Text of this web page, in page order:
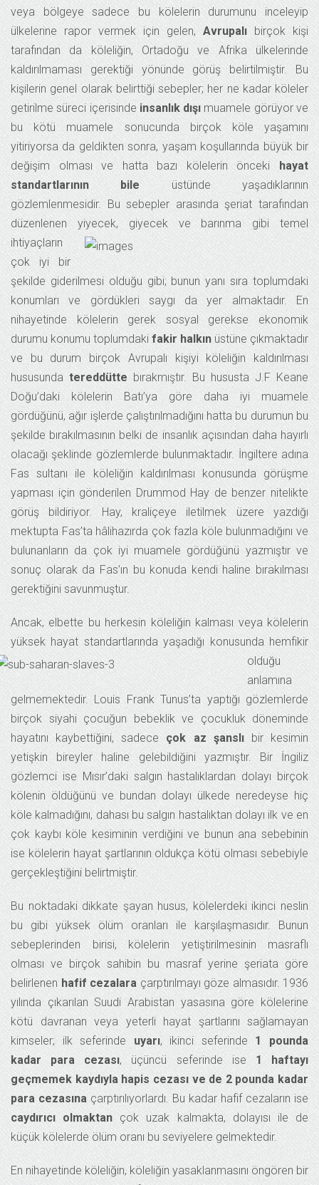
veya bölgeye sadece bu kölelerin durumunu inceleyip
ülkelerine rapor vermek için gelen, Avrupalı birçok kişi
tarafından da köleliğin, Ortadoğu ve Afrika ülkelerinde
kaldırılmaması gerektiği yönünde görüş belirtilmiştir. Bu
kişilerin genel olarak belirttiği sebepler; her ne kadar köleler
getirilme süreci içerisinde insanlık dışı muamele görüyor ve
bu kötü muamele sonucunda birçok köle yaşamını
yitiriyorsa da geldikten sonra, yaşam koşullarında büyük bir
değişim olması ve hatta bazı kölelerin önceki hayat
standartlarının bile üstünde yaşadıklarının
gözlemlenmesidir. Bu sebepler arasında şeriat tarafından
düzenlenen yiyecek, giyecek ve barınma gibi temel
ihtiyaçların
çok iyi bir
şekilde giderilmesi olduğu gibi; bunun yanı sıra toplumdaki
konumları ve gördükleri saygı da yer almaktadır. En
nihayetinde kölelerin gerek sosyal gerekse ekonomik
durumu konumu toplumdaki fakir halkın üstüne çıkmaktadır
ve bu durum birçok Avrupalı kişiyi köleliğin kaldırılması
hususunda tereddütte bırakmıştır. Bu hususta J.F Keane
Doğu’daki kölelerin Batı’ya göre daha iyi muamele
gördüğünü, ağır işlerde çalıştırılmadığını hatta bu durumun bu
şekilde bırakılmasının belki de insanlık açısından daha hayırlı
olacağı şeklinde gözlemlerde bulunmaktadır. İngiltere adına
Fas sultanı ile köleliğin kaldırılması konusunda görüşme
yapması için gönderilen Drummod Hay de benzer nitelikte
görüş bildiriyor. Hay, kraliçeye iletilmek üzere yazdığı
mektupta Fas’ta hâlihazırda çok fazla köle bulunmadığını ve
bulunanların da çok iyi muamele gördüğünü yazmıştır ve
sonuç olarak da Fas’ın bu konuda kendi haline bırakılması
gerektiğini savunmuştur.
Ancak, elbette bu herkesin köleliğin kalması veya kölelerin
yüksek hayat standartlarında yaşadığı konusunda hemfikir
olduğu
anlamına
gelmemektedir. Louis Frank Tunus’ta yaptığı gözlemlerde
birçok siyahi çocuğun bebeklik ve çocukluk döneminde
hayatını kaybettiğini, sadece çok az şanslıbir kesimin
yetişkin bireyler haline gelebildiğini yazmıştır. Bir İngiliz
gözlemci ise Mısır’daki salgın hastalıklardan dolayı birçok
kölenin öldüğünü ve bundan dolayı ülkede neredeyse hiç
köle kalmadığını, dahası bu salgın hastalıktan dolayı ilk ve en
çok kaybı köle kesiminin verdiğini ve bunun ana sebebinin
ise kölelerin hayat şartlarının oldukça kötü olması sebebiyle
gerçekleştiğini belirtmiştir.
Bu noktadaki dikkate şayan husus, kölelerdeki ikinci neslin
bu gibi yüksek ölüm oranları ile karşılaşmasıdır. Bunun
sebeplerinden birisi, kölelerin yetiştirilmesinin masraflı
olması ve birçok sahibin bu masraf yerine şeriata göre
belirlenen hafif cezalara çarptırılmayı göze almasıdır. 1936
yılında çıkarılan Suudi Arabistan yasasına göre kölelerine
kötü davranan veya yeterli hayat şartlarını sağlamayan
kimseler; ilk seferinde uyarı, ikinci seferinde 1 pounda
kadar para cezası, üçüncü seferinde ise1 haftayı
geçmemek kaydıyla hapis cezası ve de 2 pounda kadar
para cezasına çarptırılıyorlardı. Bu kadar hafif cezaların ise
caydırıcı olmaktan çok uzak kalmakta, dolayısı ile de
küçük kölelerde ölüm oranı bu seviyelere gelmektedir.
En nihayetinde köleliğin, köleliğin yasaklanmasını öngören bir